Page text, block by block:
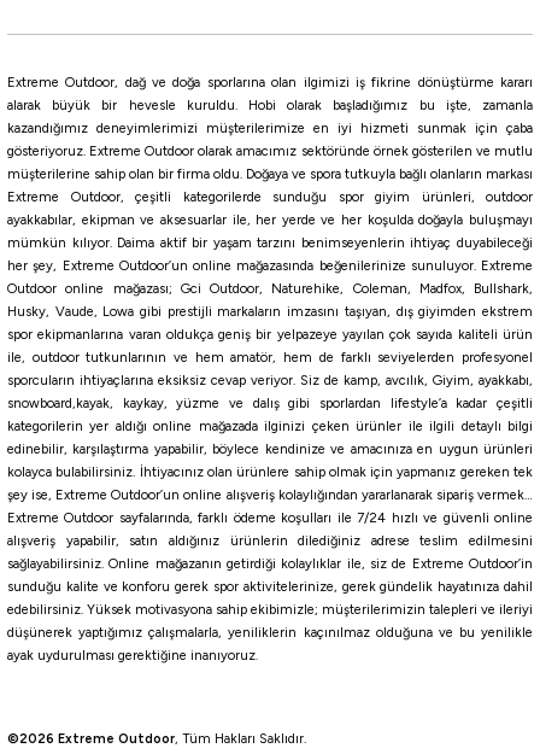
Extreme Outdoor, dağ ve doğa sporlarına olan ilgimizi iş fikrine dönüştürme kararı
alarak büyük bir hevesle kuruldu. Hobi olarak başladığımız bu işte, zamanla
kazandığımız deneyimlerimizi müşterilerimize en iyi hizmeti sunmak için çaba
gösteriyoruz. Extreme Outdoor olarak amacımız sektöründe örnek gösterilen ve mutlu
müşterilerine sahip olan bir firma oldu. Doğaya ve spora tutkuyla bağlı olanların markası
Extreme Outdoor, çeşitli kategorilerde sunduğu spor giyim ürünleri, outdoor
ayakkabılar, ekipman ve aksesuarlar ile, her yerde ve her koşulda doğayla buluşmayı
mümkün kılıyor. Daima aktif bir yaşam tarzını benimseyenlerin ihtiyaç duyabileceği
her şey, Extreme Outdoor’un online mağazasında beğenilerinize sunuluyor. Extreme
Outdoor online mağazası; Gci Outdoor, Naturehike, Coleman, Madfox, Bullshark,
Husky, Vaude, Lowa gibi prestijli markaların imzasını taşıyan, dış giyimden ekstrem
spor ekipmanlarına varan oldukça geniş bir yelpazeye yayılan çok sayıda kaliteli ürün
ile, outdoor tutkunlarının ve hem amatör, hem de farklı seviyelerden profesyonel
sporcuların ihtiyaçlarına eksiksiz cevap veriyor. Siz de kamp, avcılık, Giyim, ayakkabı,
snowboard,kayak, kaykay, yüzme ve dalış gibi sporlardan lifestyle’a kadar çeşitli
kategorilerin yer aldığı online mağazada ilginizi çeken ürünler ile ilgili detaylı bilgi
edinebilir, karşılaştırma yapabilir, böylece kendinize ve amacınıza en uygun ürünleri
kolayca bulabilirsiniz. İhtiyacınız olan ürünlere sahip olmak için yapmanız gereken tek
şey ise, Extreme Outdoor’un online alışveriş kolaylığından yararlanarak sipariş vermek…
Extreme Outdoor sayfalarında, farklı ödeme koşulları ile 7/24 hızlı ve güvenli online
alışveriş yapabilir, satın aldığınız ürünlerin dilediğiniz adrese teslim edilmesini
sağlayabilirsiniz. Online mağazanın getirdiği kolaylıklar ile, siz de Extreme Outdoor’in
sunduğu kalite ve konforu gerek spor aktivitelerinize, gerek gündelik hayatınıza dahil
edebilirsiniz. Yüksek motivasyona sahip ekibimizle; müşterilerimizin talepleri ve ileriyi
düşünerek yaptığımız çalışmalarla, yeniliklerin kaçınılmaz olduğuna ve bu yenilikle
ayak uydurulması gerektiğine inanıyoruz.
©2026 Extreme Outdoor, Tüm Hakları Saklıdır.